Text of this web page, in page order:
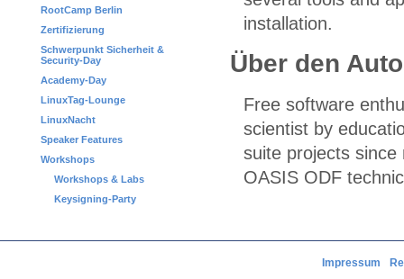
RootCamp Berlin
Zertifizierung
Schwerpunkt Sicherheit &
Security-Day
Academy-Day
LinuxTag-Lounge
LinuxNacht
Speaker Features
Workshops
Workshops & Labs
Keysigning-Party
installation.
Über den
Free software
scientist by
suite projects
OASIS ODF
Impressum